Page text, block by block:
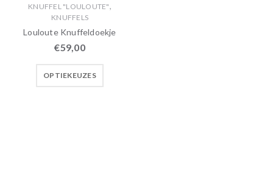
KNUFFEL "LOULOUTE",
KNUFFELS
Louloute Knuffeldoekje
€59,00
OPTIEKEUZES